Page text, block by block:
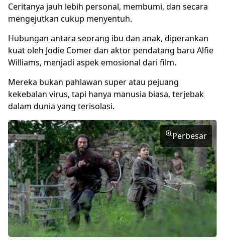
Ceritanya jauh lebih personal, membumi, dan secara
mengejutkan cukup menyentuh.
Hubungan antara seorang ibu dan anak, diperankan
kuat oleh Jodie Comer dan aktor pendatang baru Alfie
Williams, menjadi aspek emosional dari film.
Mereka bukan pahlawan super atau pejuang
kekebalan virus, tapi hanya manusia biasa, terjebak
dalam dunia yang terisolasi.
Perbesar